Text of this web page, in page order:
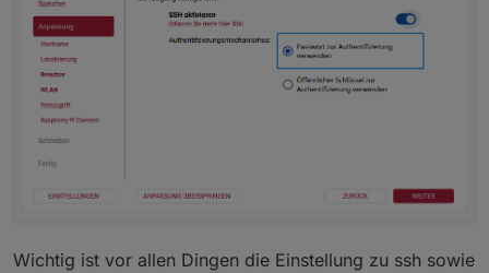
Wichtig ist vor allen Dingen die Einstellung zu ssh sowie